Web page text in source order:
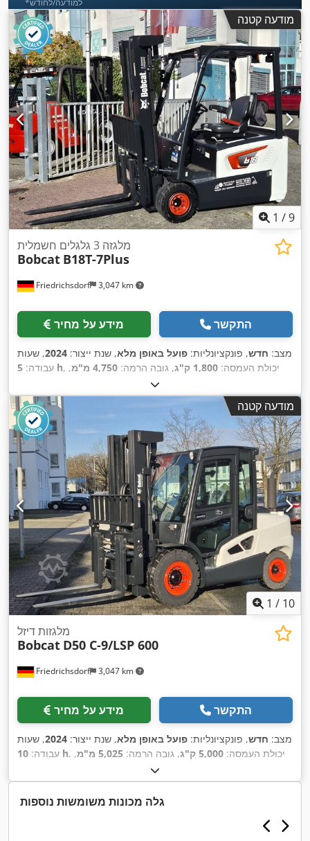
*למודעה/לחודש
מודעה קטנה
1 /9
Friedrichsdorf 3,047 km
מלגזה 3 גלגלים חשמלית
Bobcat B18T-7Plus
מידע על מחיר התקשר
מצב: חדש, פונקציונליות: פועל באופן מלא, שנת ייצור: 2024, שעות
עבודה: 5 h , יכולת העמסה: 1,800 ק"ג , גובה הרמה: 4,750 מ"מ
,
, סוג דלק:
גובה בנייה:2,130 מ"מ , כוח:6 קילוואט (8.16 כ"ס)
, רוחב מסגרת
המזלג:902 מ"מ , אורך המזלג: , משקל עצמי:3,250
ק"ג
1,991 מ"מ , סוג הנעה:Elektro , רוחב בנייה:1,090
מ"מ,
מודעה קטנה
1 / 10
Friedrichsdorf 3,047 km
מלגזות דיזל
Bobcat D50 C-9/LSP 600
מידע על מחיר התקשר
מצב: חדש, פונקציונליות: פועל באופן מלא, שנת ייצור: 2024, שעות
עבודה: 10 h , יכולת העמסה: 5,000 ק"ג , גובה הרמה: 5,025 מ"מ
,
, סוג דלק:
גובה בנייה:2,470 מ"מ , כוח:55 קילוואט (74.78 כ"ס)
, רוחב
, אורך המזלג:1,200 מ"מ
, משקל עצמי:
גלה מכונות משומשות נוספות